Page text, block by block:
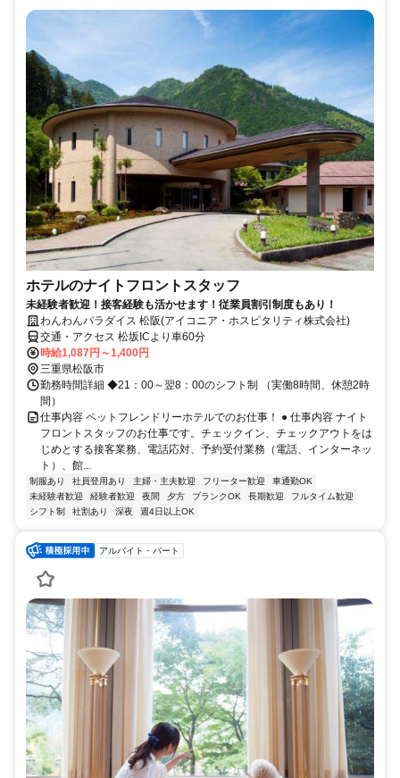
ホテルのナイトフロントスタッフ
未経験者歓迎！接客経験も活かせます！従業員割引制度もあり！
わんわんパラダイス 松阪(アイコニア・ホスピタリティ株式会社)
交通・アクセス 松坂ICより車60分
時給1,087円～1,400円
三重県松阪市
勤務時間詳細 ◆21：00～翌8：00のシフト制 （実働8時間、休憩2時
間）
仕事内容 ペットフレンドリーホテルでのお仕事！ ● 仕事内容 ナイト
フロントスタッフのお仕事です。チェックイン、チェックアウトをは
じめとする接客業務、電話応対、予約受付業務（電話、インターネッ
ト）、館...
制服あり 社員登用あり 主婦・主夫歓迎 フリーター歓迎
車通勤OK
未経験者歓迎
経験者歓迎 夜間 夕方 ブランクOK 長期歓迎
フルタイム歓迎
シフト制
社割あり 深夜 週4日以上OK
アルバイト・パート